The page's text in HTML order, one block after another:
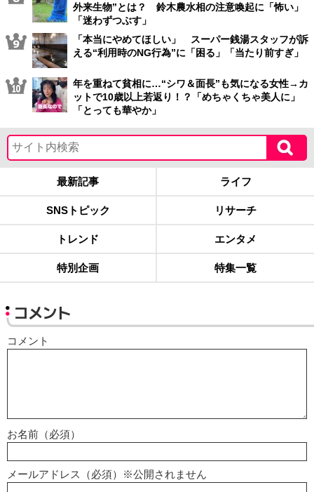
外来生物”とは？ 鈴木農水相の注意喚起に「怖い」
「迷わずつぶす」
「本当にやめてほしい」 スーパー銭湯スタッフが訴
える“利用時のNG行為”に「困る」「当たり前すぎ」
年を重ねて貧相に…“シワ＆面長”も気になる女性→カ
ットで10歳以上若返り！？「めちゃくちゃ美人に」
「とっても華やか」
最新記事 ライフ
SNSトピック リサーチ
トレンド エンタメ
特別企画 特集一覧
コメント
コメント
お名前（必須）
メールアドレス（必須）※公開されません